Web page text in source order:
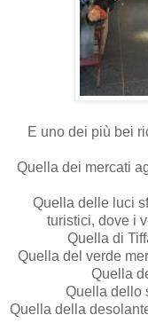
E uno dei più bei
Quella dei mercati
Quella delle luci
turistici, dove i
Quella di
Quella del verde
Quella
Quella dello
Quella della